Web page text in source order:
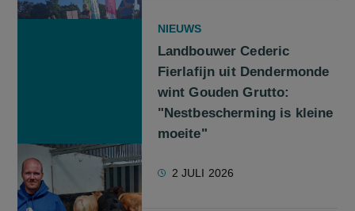
NIEUWS
Landbouwer Cederic
Fierlafijn uit Dendermonde
wint Gouden Grutto:
"Nestbescherming is kleine
moeite"
2 JULI 2026